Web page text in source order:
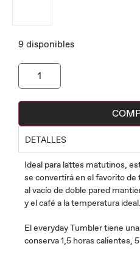
9 disponibles
DETALLES
Ideal para lattes matutinos,
se convertirá en el favorito de
al vacío de doble pared
y el café a la temperatura ideal.
El everyday Tumbler tiene
conserva 1,5 horas calientes,